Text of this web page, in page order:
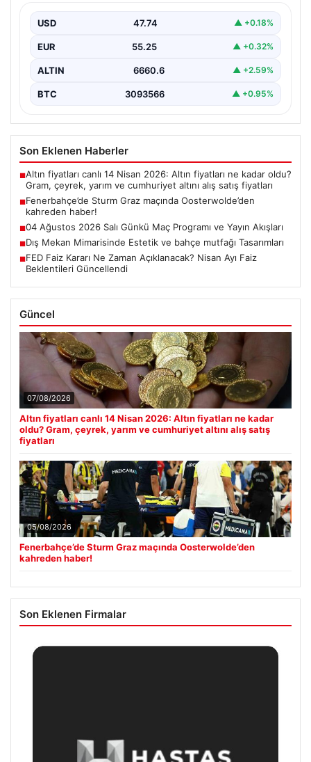
USD 47.74 ▲ +0.18%
EUR 55.25 ▲ +0.32%
ALTIN 6660.6 ▲ +2.59%
BTC 3093566 ▲ +0.95%
Son Eklenen Haberler
■Altın fiyatları canlı 14 Nisan 2026: Altın fiyatları ne kadar oldu?
Gram, çeyrek, yarım ve cumhuriyet altını alış satış fiyatları
■Fenerbahçe’de Sturm Graz maçında Oosterwolde’den
kahreden haber!
■04 Ağustos 2026 Salı Günkü Maç Programı ve Yayın Akışları
■Dış Mekan Mimarisinde Estetik ve bahçe mutfağı Tasarımları
■FED Faiz Kararı Ne Zaman Açıklanacak? Nisan Ayı Faiz
Beklentileri Güncellendi
Güncel
07/08/2026
Altın fiyatları canlı 14 Nisan 2026: Altın fiyatları ne kadar
oldu? Gram, çeyrek, yarım ve cumhuriyet altını alış satış
fiyatları
05/08/2026
Fenerbahçe’de Sturm Graz maçında Oosterwolde’den
kahreden haber!
Son Eklenen Firmalar